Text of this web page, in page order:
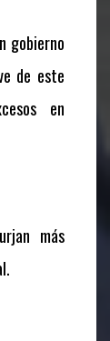
gobierno
de este
en
más